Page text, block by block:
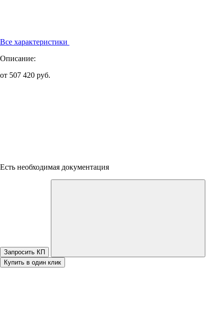
Все характеристики
Описание:
от 507 420 руб.
Есть необходимая документация
Запросить КП
Купить в один клик